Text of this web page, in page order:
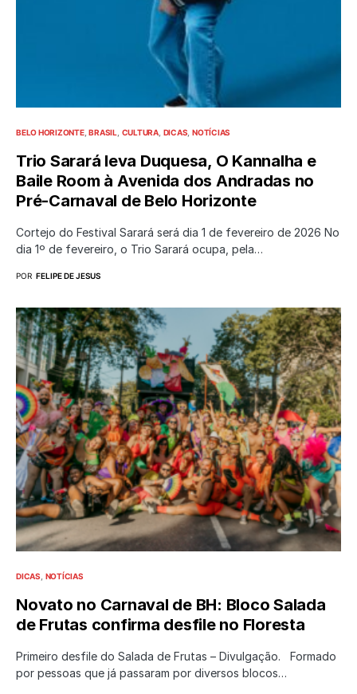
BELO HORIZONTE BRASIL CULTURA DICAS NOTÍCIAS
Trio Sarará leva Duquesa, O Kannalha e
Baile Room à Avenida dos Andradas no
Pré-Carnaval de Belo Horizonte
Cortejo do Festival Sarará será dia 1 de fevereiro de 2026 No
dia 1º de fevereiro, o Trio Sarará ocupa, pela…
POR FELIPE DE JESUS
DICAS NOTÍCIAS
Novato no Carnaval de BH: Bloco Salada
de Frutas confirma desfile no Floresta
Primeiro desfile do Salada de Frutas – Divulgação. Formado
por pessoas que já passaram por diversos blocos…